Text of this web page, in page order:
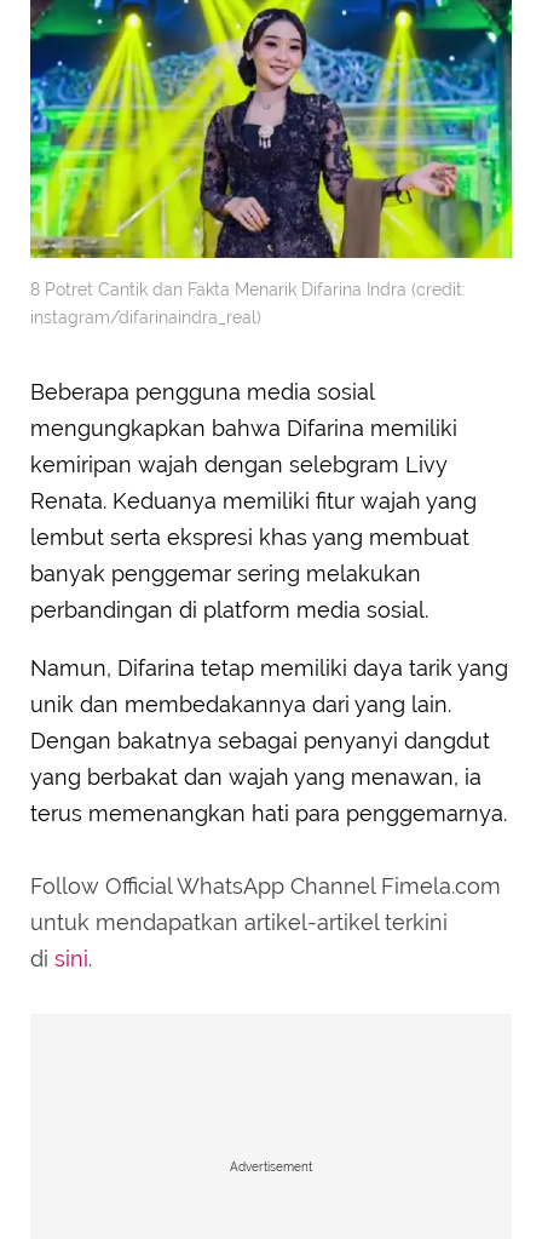
8 Potret Cantik dan Fakta Menarik Difarina Indra (credit:
instagram/difarinaindra_real)
Beberapa pengguna media sosial
mengungkapkan bahwa Difarina memiliki
kemiripan wajah dengan selebgram Livy
Renata. Keduanya memiliki fitur wajah yang
lembut serta ekspresi khas yang membuat
banyak penggemar sering melakukan
perbandingan di platform media sosial.
Namun, Difarina tetap memiliki daya tarik yang
unik dan membedakannya dari yang lain.
Dengan bakatnya sebagai penyanyi dangdut
yang berbakat dan wajah yang menawan, ia
terus memenangkan hati para penggemarnya.
Follow Official WhatsApp Channel Fimela.com
untuk mendapatkan artikel-artikel terkini
di sini.
Advertisement